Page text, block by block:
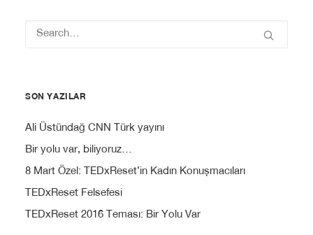
SON YAZILAR
Ali Üstündağ CNN Türk yayını
Bir yolu var, biliyoruz…
8 Mart Özel: TEDxReset’in Kadın Konuşmacıları
TEDxReset Felsefesi
TEDxReset 2016 Teması: Bir Yolu Var